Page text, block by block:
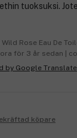
tuoksuksi.
Rose Eau De
för 3 år sedan |
köpare